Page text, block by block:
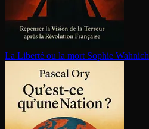
La Liberté ou la mort Sophie Wahnich